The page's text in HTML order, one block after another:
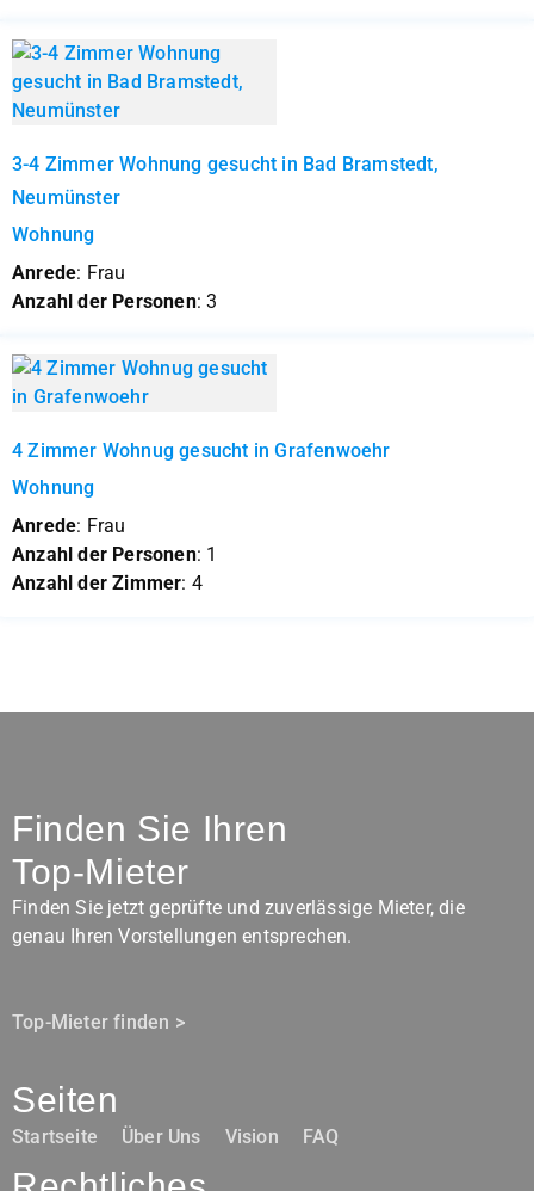
3-4 Zimmer Wohnung gesucht in Bad Bramstedt,
Neumünster
Wohnung
Anrede: Frau
Anzahl der Personen: 3
4 Zimmer Wohnug gesucht in Grafenwoehr
Wohnung
Anrede: Frau
Anzahl der Personen: 1
Anzahl der Zimmer: 4
Finden Sie Ihren
Top-Mieter
Finden Sie jetzt geprüfte und zuverlässige Mieter, die
genau Ihren Vorstellungen entsprechen.
Top-Mieter finden >
Seiten
Startseite Über Uns Vision FAQ